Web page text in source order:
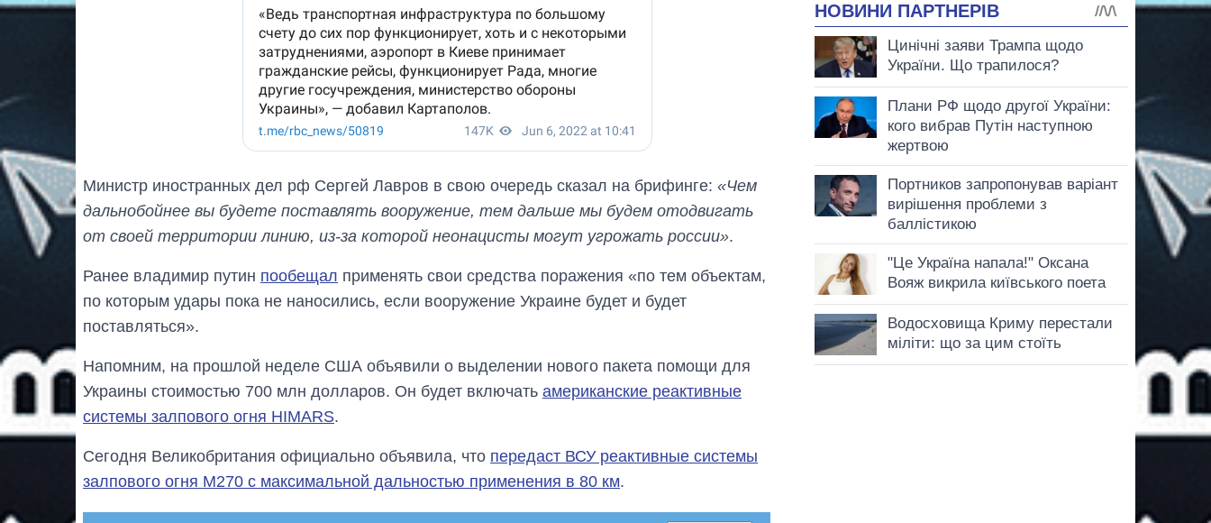
Министр иностранных дел рф Сергей Лавров в свою очередь сказал на брифинге: «Чем
дальнобойнее вы будете поставлять вооружение, тем дальше мы будем отодвигать
от своей территории линию, из-за которой неонацисты могут угрожать россии».
Ранее владимир путин пообещал применять свои средства поражения «по тем объектам,
по которым удары пока не наносились, если вооружение Украине будет и будет
поставляться».
Напомним, на прошлой неделе США объявили о выделении нового пакета помощи для
Украины стоимостью 700 млн долларов. Он будет включать американские реактивные
системы залпового огня HIMARS.
Сегодня Великобритания официально объявила, что передаст ВСУ реактивные системы
залпового огня M270 с максимальной дальностью применения в 80 км.